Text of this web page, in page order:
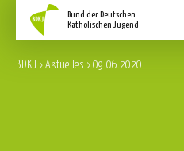
Aktuelles
BDKJ >Aktuelles >09.06.2020